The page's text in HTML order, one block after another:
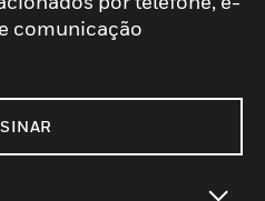
comunicação